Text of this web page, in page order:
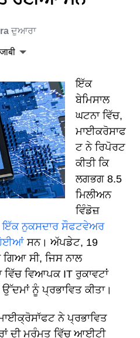
ਦੁਆਰਾ
ਇੱਕ
ਬੇਮਿਸਾਲ
ਘਟਨਾ ਵਿੱਚ,
ਮਾਈਕਰੋਸਾਫ
ਟ ਨੇ ਰਿਪੋਰਟ
ਕੀਤੀ ਕਿ
ਲਗਭਗ 8.5
ਮਿਲੀਅਨ
ਵਿੰਡੋਜ਼
ਇੱਕ ਨੁਕਸਦਾਰ ਸੌਫਟਵੇਅਰ
ਹੋਈਆਂ ਸਨ। ਅੱਪਡੇਟ, 19
ਗਿਆ ਸੀ, ਜਿਸ ਨਾਲ
ਵਿੱਚ ਵਿਆਪਕ IT ਰੁਕਾਵਟਾਂ
ਨੂੰ ਪ੍ਰਭਾਵਿਤ ਕੀਤਾ।
ਨੇ ਪ੍ਰਭਾਵਿਤ
ਦੀ ਮੁਰੰਮਤ ਵਿੱਚ ਆਈਟੀ